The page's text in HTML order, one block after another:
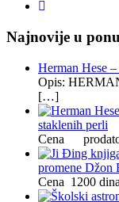
Najnovije u
Herman Hese
Opis:
[…]
staklenih perli
Cena prodato
promene Džon
Cena 1200